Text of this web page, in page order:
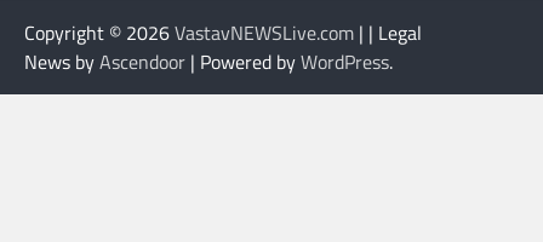
Copyright © 2026VastavNEWSLive.com | | Legal
News byAscendoor | Powered byWordPress.